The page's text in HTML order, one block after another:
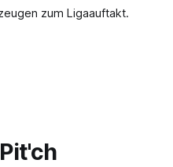
zum Ligaauftakt.